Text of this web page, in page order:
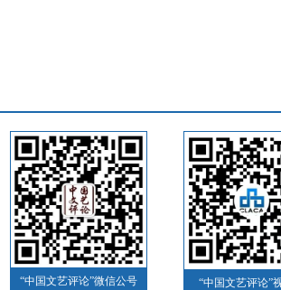
“中国文艺评论”微信公号 “中国文艺评论”